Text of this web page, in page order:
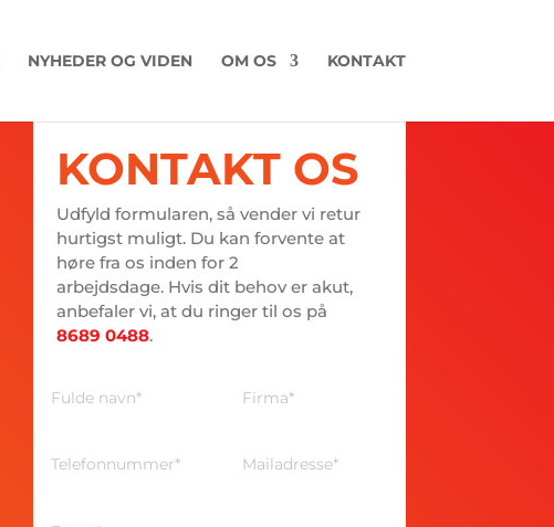
NYHEDER OG VIDEN OM OS KONTAKT
KONTAKT OS
Udfyld formularen, så vender vi retur
hurtigst muligt. Du kan forvente at
høre fra os inden for 2
arbejdsdage. Hvis dit behov er akut,
anbefaler vi, at du ringer til os på
8689 0488.